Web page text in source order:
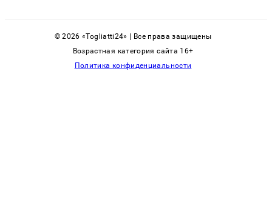
© 2026 «Togliatti24» | Все права защищены
Возрастная категория сайта 16+
Политика конфиденциальности